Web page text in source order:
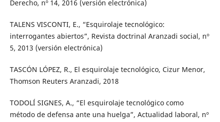
Derecho, nº 14, 2016 (versión electrónica)
TALENS VISCONTI, E., “Esquirolaje tecnológico:
interrogantes abiertos”, Revista doctrinal Aranzadi social, nº
5, 2013 (versión electrónica)
TASCÓN LÓPEZ, R., El esquirolaje tecnológico, Cizur Menor,
Thomson Reuters Aranzadi, 2018
TODOLÍ SIGNES, A., “El esquirolaje tecnológico como
método de defensa ante una huelga”, Actualidad laboral, nº